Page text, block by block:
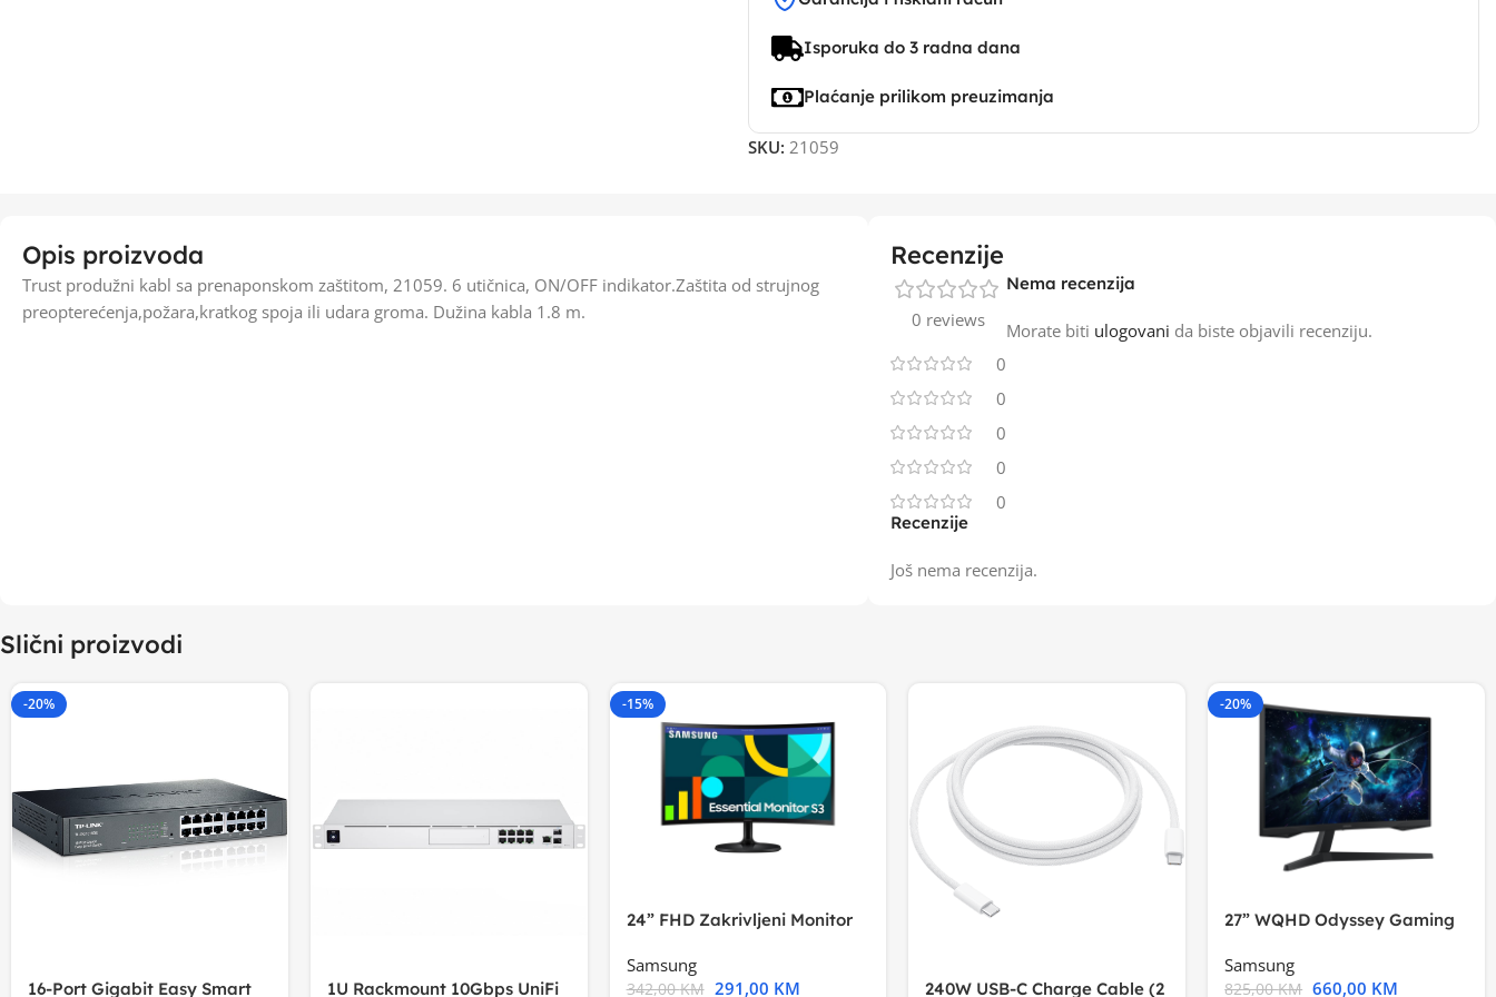
Isporuka do 3 radna dana
Plaćanje prilikom preuzimanja
SKU: 21059
Opis proizvoda
Trust produžni kabl sa prenaponskom zaštitom, 21059. 6 utičnica, ON/OFF indikator.Zaštita od strujnog
preopterećenja,požara,kratkog spoja ili udara groma. Dužina kabla 1.8 m.
Recenzije
0 reviews
0
0
0
0
0
Recenzije
Još nema recenzija.
Nema recenzija
Morate biti ulogovani da biste objavili recenziju.
Slični proizvodi
-20%
16-Port Gigabit Easy Smart 1U Rackmount 10Gbps UniFi
-15%
24” FHD Zakrivljeni Monitor
Samsung
342,00KM 291,00 KM 240W USB-C Charge Cable (2
-20%
27” WQHD Odyssey Gaming
Samsung
825,00KM 660,00 KM